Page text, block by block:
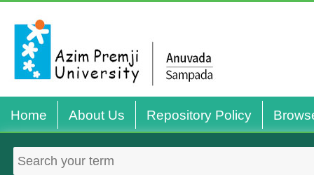
Home About Us Repository Policy